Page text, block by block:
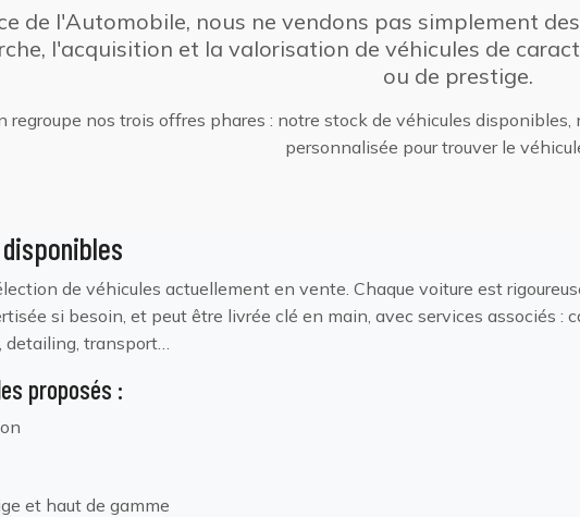
de l'Automobile, nous ne vendons pas simplement
l'acquisition et la valorisation de véhicules de
ou de prestige.
regroupe nos trois offres phares : notre stock de véhicules
personnalisée pour trouver le
de véhicules actuellement en vente. Chaque voiture est
si besoin, et peut être livrée clé en main, avec services associés :
detailing, transport…
proposés :
et haut de gamme